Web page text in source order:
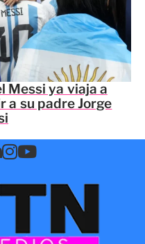
Messi ya viaja a
a su padre Jorge